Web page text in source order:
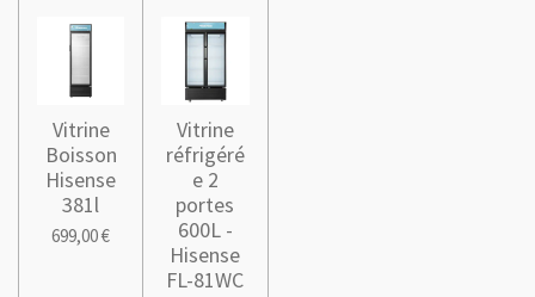
Vitrine
Boisson
Hisense
381l
699,00 €
Vitrine
réfrigéré
e 2
portes
600L -
Hisense
FL-81WC